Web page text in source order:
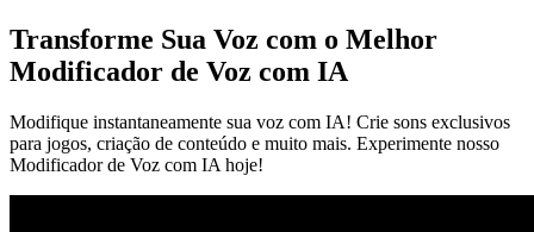
Transforme Sua Voz com o Melhor
Modificador de Voz com IA
Modifique instantaneamente sua voz com IA! Crie sons exclusivos
para jogos, criação de conteúdo e muito mais. Experimente nosso
Modificador de Voz com IA hoje!